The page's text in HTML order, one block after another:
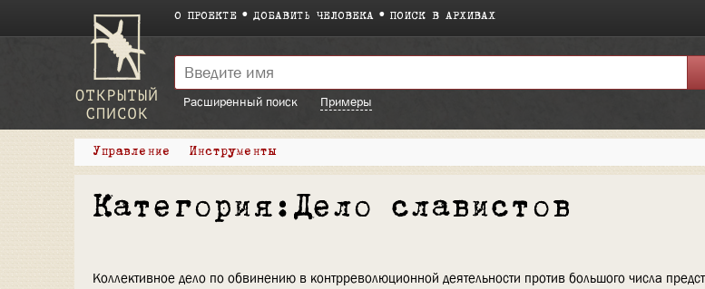
О ПРОЕКТЕ ДОБАВИТЬ ЧЕЛОВЕКА ПОИСК В АРХИВАХ
Расширенный поиск
Примеры
Управление Инструменты
Категория:Дело славистов
Коллективное дело по обвинению в контрреволюционной деятельности против большого числа